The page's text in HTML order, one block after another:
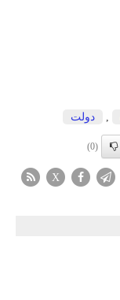
, دولت
(0)
X